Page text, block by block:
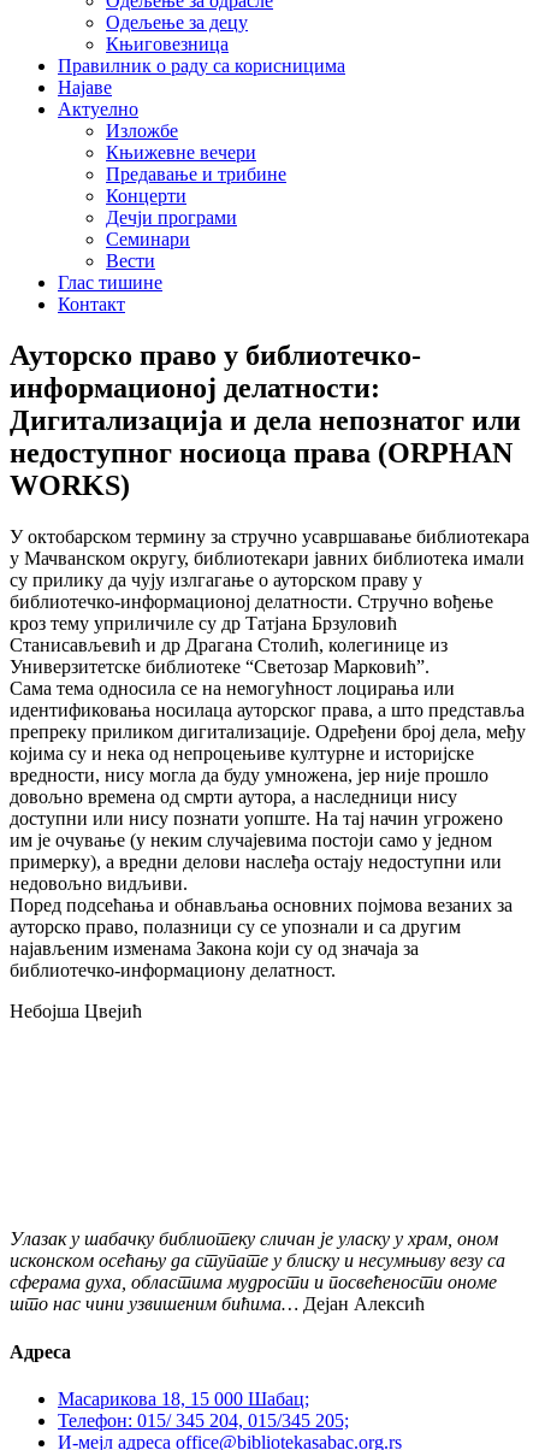
Одељење за децу
Књиговезница
Правилник о раду са корисницима
Најаве
Актуелно
Изложбе
Књижевне вечери
Предавање и трибине
Концерти
Дечји програми
Семинари
Вести
Глас тишине
Контакт
Ауторско право у библиотечко-
информационој делатности:
Дигитализација и дела непознатог или
недоступног носиоца права (ORPHAN
WORKS)
У октобарском термину за стручно усавршавање библиотекара
у Мачванском округу, библиотекари јавних библиотека имали
су прилику да чују излгагање о ауторском праву у
библиотечко-информационој делатности. Стручно вођење
кроз тему уприличиле су др Татјана Брзуловић
Станисављевић и др Драгана Столић, колегинице из
Универзитетске библиотеке “Светозар Марковић”.
Сама тема односила се на немогућност лоцирања или
идентификовања носилаца ауторског права, а што представља
препреку приликом дигитализације. Одређени број дела, међу
којима су и нека од непроцењиве културне и историјске
вредности, нису могла да буду умножена, јер није прошло
довољно времена од смрти аутора, а наследници нису
доступни или нису познати уопште. На тај начин угрожено
им је очување (у неким случајевима постоји само у једном
примерку), а вредни делови наслеђа остају недоступни или
недовољно видљиви.
Поред подсећања и обнављања основних појмова везаних за
ауторско право, полазници су се упознали и са другим
најављеним изменама Закона који су од значаја за
библиотечко-информациону делатност.
Небојша Цвејић
Улазак у шабачку библиотеку сличан је уласку у храм, оном
исконском осећању да ступате у блиску и несумњиву везу са
сферама духа, областима мудрости и посвећености ономе
што нас чини узвишеним бићима… Дејан Алексић
Адреса
Масарикова 18, 15 000 Шабац;
Телефон: 015/ 345 204, 015/345 205;
И-мејл адреса office@bibliotekasabac.org.rs